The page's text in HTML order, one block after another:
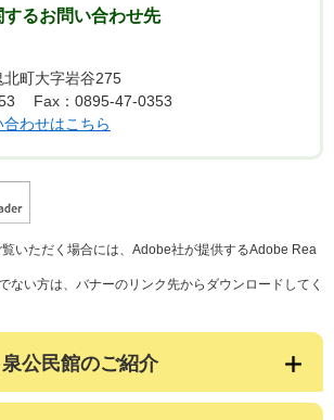
るお問い合わせ先
町大字岩谷275
Fax：0895-47-0353
合わせはこちら
いただく場合には、Adobe社が提供するAdobe Rea
ない方は、バナーのリンク先からダウンロードしてく
泉公民館のご紹介